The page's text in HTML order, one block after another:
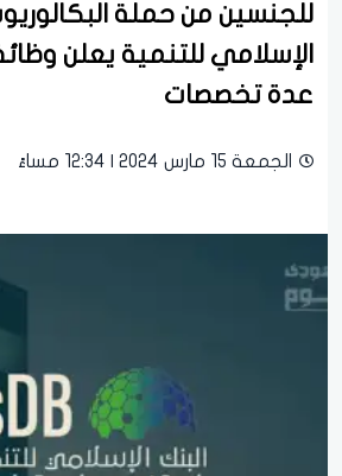
للجنسين من حملة
الإسلامي للتنمية يعلن
عدة تخصصات
الجمعة 15 مارس 2024 | 12:34 مساءً